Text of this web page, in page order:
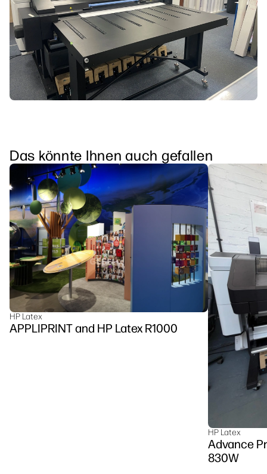
Das könnte Ihnen auch gefallen
HP Latex
APPLIPRINT and HP Latex R1000
HP Latex
Advance
830W